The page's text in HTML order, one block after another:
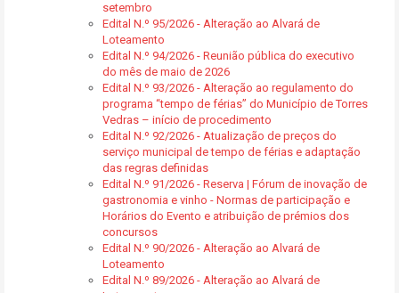
setembro
Edital N.º 95/2026 - Alteração ao Alvará de
Loteamento
Edital N.º 94/2026 - Reunião pública do executivo
do mês de maio de 2026
Edital N.º 93/2026 - Alteração ao regulamento do
programa “tempo de férias” do Município de Torres
Vedras – início de procedimento
Edital N.º 92/2026 - Atualização de preços do
serviço municipal de tempo de férias e adaptação
das regras definidas
Edital N.º 91/2026 - Reserva | Fórum de inovação de
gastronomia e vinho - Normas de participação e
Horários do Evento e atribuição de prémios dos
concursos
Edital N.º 90/2026 - Alteração ao Alvará de
Loteamento
Edital N.º 89/2026 - Alteração ao Alvará de